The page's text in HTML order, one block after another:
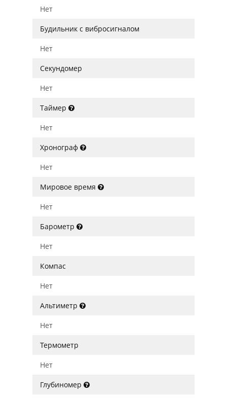
Нет
Будильник с вибросигналом
Нет
Секундомер
Нет
Таймер
Нет
Хронограф
Нет
Мировое время
Нет
Барометр
Нет
Компас
Нет
Альтиметр
Нет
Термометр
Нет
Глубиномер